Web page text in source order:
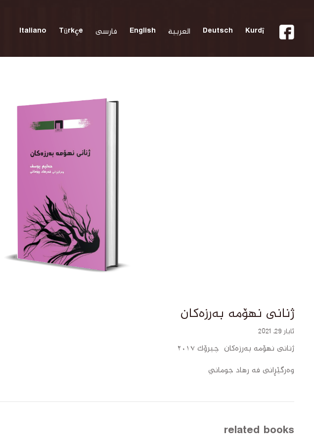
Kurdî
Deutsch العربية English فارسی Türkçe
Italiano
ژنانی نهۆمە بەرزەکان
ئایار 29, 2021
ژنانی نهۆمە بەرزەکان چیرۆک ٢٠١٧
وەرگێڕانى فه رهاد جوماني
related books